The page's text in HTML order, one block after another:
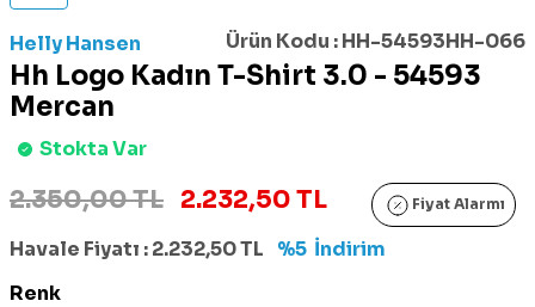
Helly Hansen Ürün Kodu :HH-54593HH-066
Hh Logo Kadın T-Shirt 3.0 - 54593
Mercan
Stokta Var
2.350,00 TL 2.232,50 TL Fiyat Alarmı
Havale Fiyatı :2.232,50TL %5 İndirim
Renk